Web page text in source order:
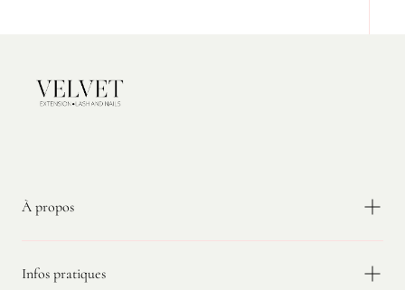
À propos
Infos pratiques